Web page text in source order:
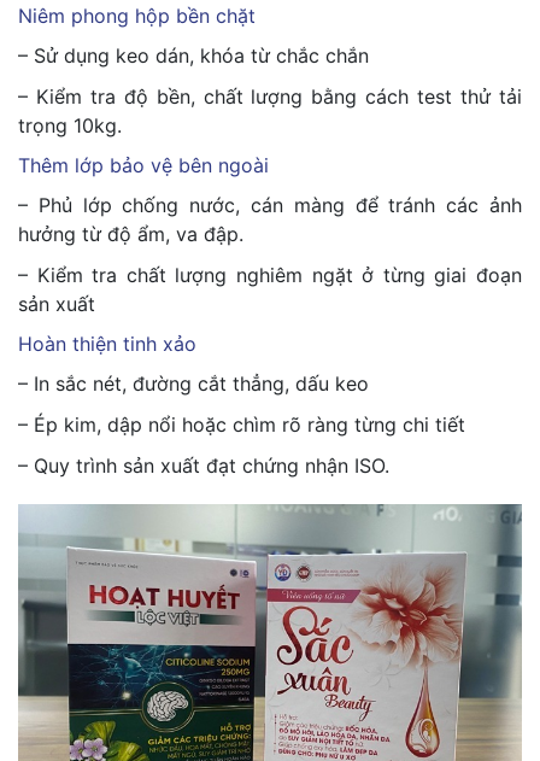
Niêm phong hộp bền chặt
– Sử dụng keo dán, khóa từ chắc chắn
– Kiểm tra độ bền, chất lượng bằng cách test thử tải
trọng 10kg.
Thêm lớp bảo vệ bên ngoài
– Phủ lớp chống nước, cán màng để tránh các ảnh
hưởng từ độ ẩm, va đập.
– Kiểm tra chất lượng nghiêm ngặt ở từng giai đoạn
sản xuất
Hoàn thiện tinh xảo
– In sắc nét, đường cắt thẳng, dấu keo
– Ép kim, dập nổi hoặc chìm rõ ràng từng chi tiết
– Quy trình sản xuất đạt chứng nhận ISO.